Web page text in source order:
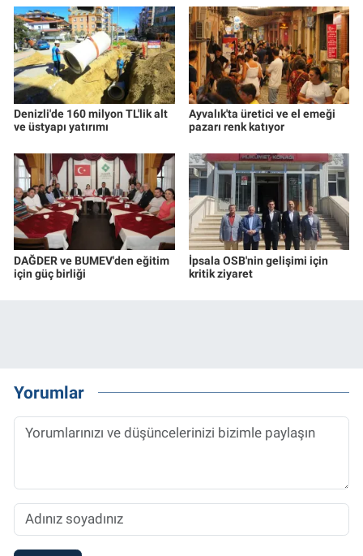
Denizli'de 160 milyon TL'lik alt
ve üstyapı yatırımı
Ayvalık'ta üretici ve el emeği
pazarı renk katıyor
DAĞDER ve BUMEV'den eğitim
için güç birliği
İpsala OSB'nin gelişimi için
kritik ziyaret
Yorumlar